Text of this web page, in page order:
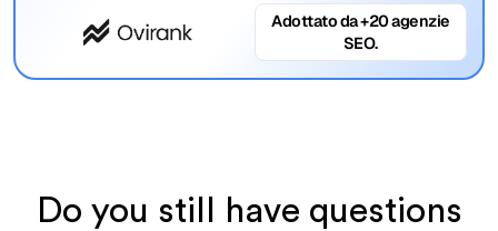
Adottato da +20 agenzie
SEO.
Do you still have questions